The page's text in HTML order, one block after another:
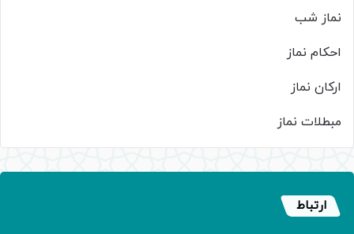
نماز شب
احکام نماز
ارکان نماز
مبطلات نماز
ارتباط